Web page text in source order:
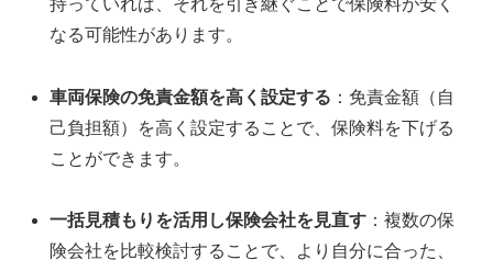
なる可能性があります。
車両保険の免責金額を高く設定する ：免責金額（自
己負担額）を高く設定することで、保険料を下げる
ことができます。
一括見積もりを活用し保険会社を見直す ：複数の保
険会社を比較検討することで、より自分に合った、